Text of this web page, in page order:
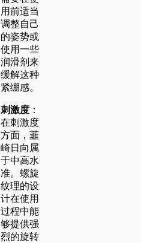
用前适当
调整自己
的姿势或
使用一些
润滑剂来
缓解这种
紧绷感。
刺激度 ：
在刺激度
方面，韮
崎日向属
于中高水
准。螺旋
纹理的设
计在使用
过程中能
够提供强
烈的旋转